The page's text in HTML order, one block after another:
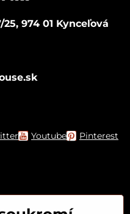
974 01 Kynceľová
Youtube Pinterest